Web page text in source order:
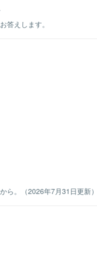
答えします。
ら。（2026年7月31日更新）